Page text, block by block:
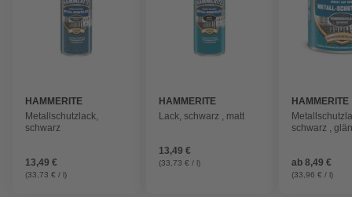
HAMMERITE
Metallschutzlack,
schwarz
13,49 €
(33,73 € / l)
HAMMERITE
Lack, schwarz , matt
13,49 €
(33,73 € / l)
HAMMERITE
schwarz ,
ab8,49 €
(33,96 € / l)